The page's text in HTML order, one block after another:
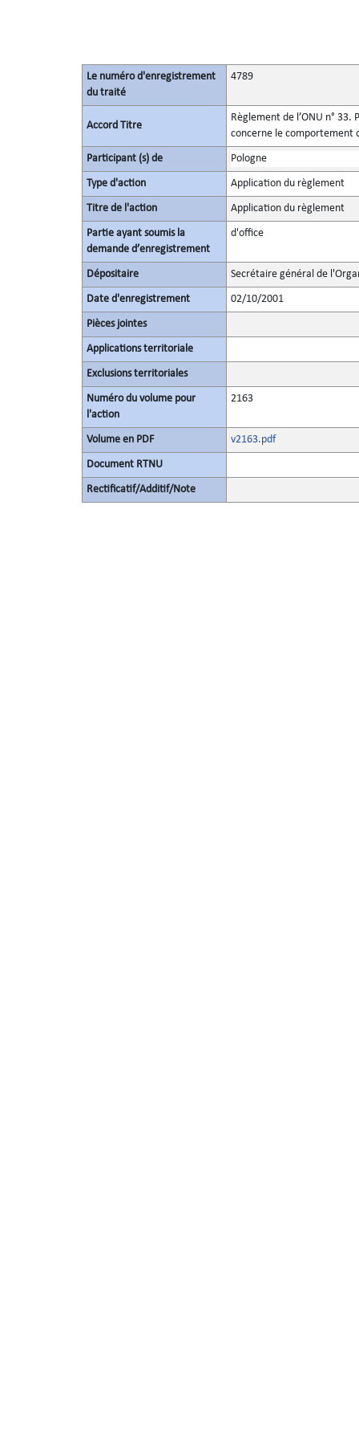
Le numéro d'enregistrement
du traité
4789
Accord Titre
Règlement de l’ONU n°
concerne le comportement
Participant (s) de Pologne
Type d'action Application du règlement
Titre de l'action Application du règlement
Partie ayant soumis la
demande d’enregistrement
d'office
Dépositaire Secrétaire général de
Date d'enregistrement 02/10/2001
Pièces jointes
Applications territoriale
Exclusions territoriales
Numéro du volume pour
l'action
2163
Volume en PDF v2163.pdf
Document RTNU
Rectificatif/Additif/Note